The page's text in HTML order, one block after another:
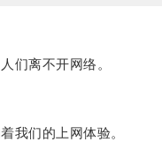
离不开网络。
们的上网体验。